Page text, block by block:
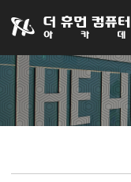
031-252-7277
아카데미소개
인사말
오시는길